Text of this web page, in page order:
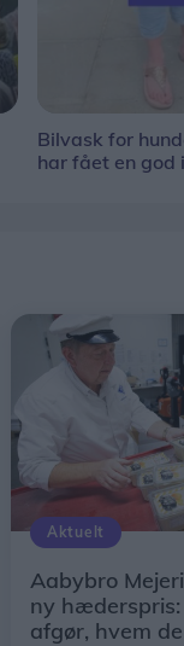
Bilvask for
har fået en god
Aktuelt
Aabybro
ny
afgør, hvem